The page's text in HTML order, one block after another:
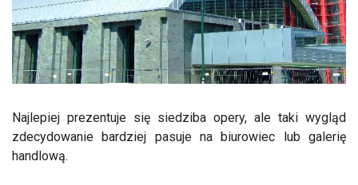
Najlepiej prezentuje się siedziba opery, ale taki wygląd
zdecydowanie bardziej pasuje na biurowiec lub galerię
handlową.